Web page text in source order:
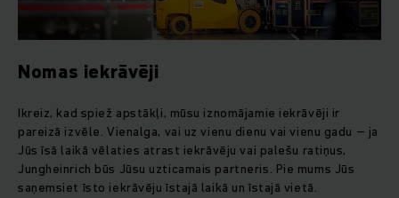
Nomas iekrāvēji
Ikreiz, kad spiež apstākļi, mūsu iznomājamie iekrāvēji ir
pareizā izvēle. Vienalga, vai uz vienu dienu vai vienu gadu – ja
Jūs īsā laikā vēlaties atrast iekrāvēju vai palešu ratiņus,
Jungheinrich būs Jūsu uzticamais partneris. Pie mums Jūs
saņemsiet īsto iekrāvēju īstajā laikā un īstajā vietā.